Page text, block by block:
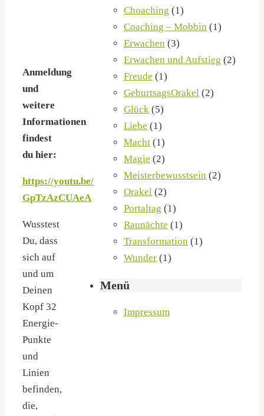
Anmeldung
und
weitere
Informationen
findest
du hier:
https://youtu.be/
GpTzAzCUAeA
Wusstest
Du, dass
sich auf
und um
Deinen
Kopf 32
Energie-
Punkte
und
Linien
befinden,
die,
Choaching (1)
Coaching – Mobbin (1)
Erwachen (3)
Erwachen und Aufstieg (2)
Freude (1)
GeburtsagsOrakel (2)
Glück (5)
Liebe (1)
Macht (1)
Magie (2)
Meisterbewusstsein (2)
Orakel (2)
Portaltag (1)
Raunächte (1)
Transformation (1)
Wunder (1)
Menü
Impressum